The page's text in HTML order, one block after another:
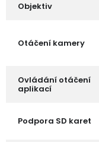
Objektiv
Otáčení kamery
Ovládání otáčení
aplikací
Podpora SD karet